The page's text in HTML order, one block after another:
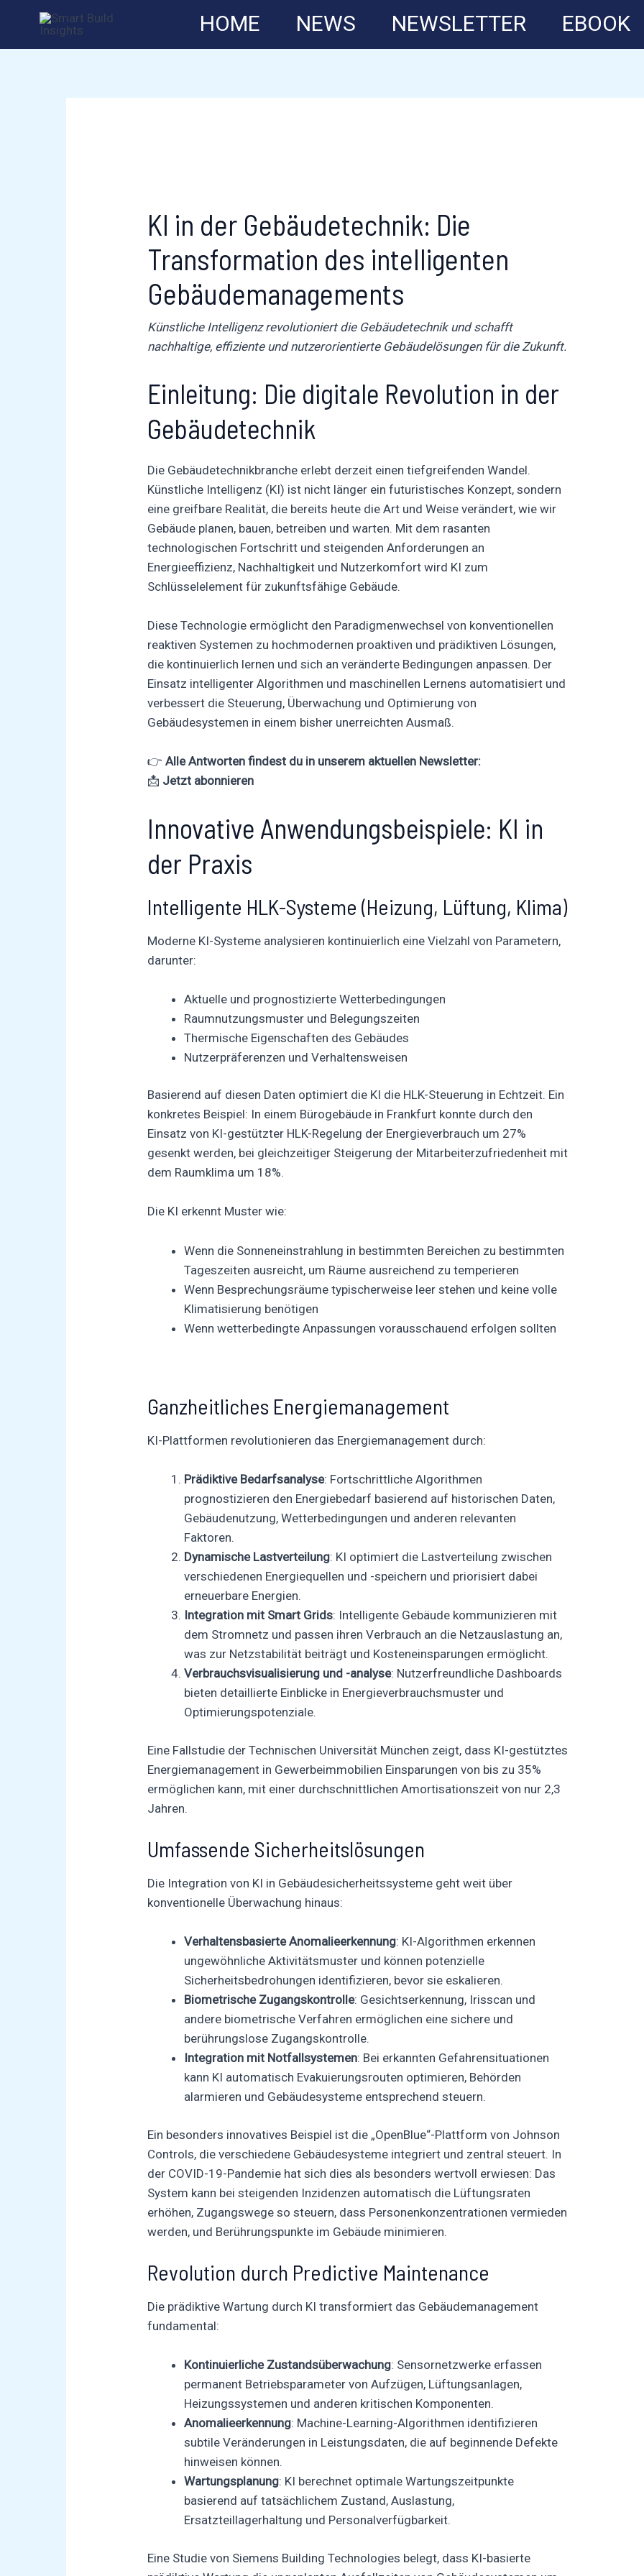
springen
HOME NEWS NEWSLETTER EBOOK
KI in der Gebäudetechnik: Die
Transformation des intelligenten
Gebäudemanagements
Künstliche Intelligenz revolutioniert die Gebäudetechnik und schafft
nachhaltige, effiziente und nutzerorientierte Gebäudelösungen für die Zukunft.
Einleitung: Die digitale Revolution in der
Gebäudetechnik
Die Gebäudetechnikbranche erlebt derzeit einen tiefgreifenden Wandel.
Künstliche Intelligenz (KI) ist nicht länger ein futuristisches Konzept, sondern
eine greifbare Realität, die bereits heute die Art und Weise verändert, wie wir
Gebäude planen, bauen, betreiben und warten. Mit dem rasanten
technologischen Fortschritt und steigenden Anforderungen an
Energieeffizienz, Nachhaltigkeit und Nutzerkomfort wird KI zum
Schlüsselelementfür zukunftsfähige Gebäude.
Diese Technologie ermöglicht den Paradigmenwechsel von konventionellen
reaktiven Systemen zu hochmodernen proaktiven und prädiktiven Lösungen,
die kontinuierlich lernen und sich an veränderte Bedingungen anpassen. Der
Einsatz intelligenter Algorithmen und maschinellen Lernens automatisiert und
verbessert die Steuerung, Überwachung und Optimierung von
Gebäudesystemen in einem bisher unerreichten Ausmaß.
👉Alle Antworten findest du in unserem aktuellen Newsletter:
📩 Jetzt abonnieren
Innovative Anwendungsbeispiele: KI in
der Praxis
Intelligente HLK-Systeme (Heizung, Lüftung, Klima)
Moderne KI-Systeme analysieren kontinuierlich eine Vielzahl von Parametern,
darunter:
Aktuelle und prognostizierte Wetterbedingungen
Raumnutzungsmuster und Belegungszeiten
Thermische Eigenschaften des Gebäudes
Nutzerpräferenzen und Verhaltensweisen
Basierend auf diesen Daten optimiert die KI die HLK-Steuerung in Echtzeit. Ein
konkretes Beispiel: In einem Bürogebäude in Frankfurt konnte durch den
Einsatz von KI-gestützter HLK-Regelung der Energieverbrauch um 27%
gesenkt werden, bei gleichzeitiger Steigerung der Mitarbeiterzufriedenheit mit
dem Raumklima um 18%.
Die KI erkennt Muster wie:
Wenn die Sonneneinstrahlung in bestimmten Bereichen zu bestimmten
Tageszeiten ausreicht, um Räume ausreichend zu temperieren
Wenn Besprechungsräume typischerweise leer stehen und keine volle
Klimatisierung benötigen
Wenn wetterbedingte Anpassungen vorausschauend erfolgen sollten
Ganzheitliches Energiemanagement
KI-Plattformen revolutionieren das Energiemanagement durch:
Prädiktive Bedarfsanalyse: Fortschrittliche Algorithmen
prognostizieren den Energiebedarf basierend auf historischen Daten,
Gebäudenutzung, Wetterbedingungen und anderen relevanten
Faktoren.
Dynamische Lastverteilung: KI optimiert die Lastverteilung zwischen
verschiedenen Energiequellen und -speichern und priorisiert dabei
erneuerbare Energien.
Integration mit Smart Grids: Intelligente Gebäude kommunizieren mit
dem Stromnetz und passen ihren Verbrauch an die Netzauslastung an,
was zur Netzstabilität beiträgt und Kosteneinsparungen ermöglicht.
Verbrauchsvisualisierung und -analyse: Nutzerfreundliche Dashboards
bieten detaillierte Einblicke in Energieverbrauchsmuster und
Optimierungspotenziale.
Eine Fallstudie der Technischen Universität München zeigt, dass KI-gestütztes
Energiemanagement in Gewerbeimmobilien Einsparungen von bis zu 35%
ermöglichen kann, mit einer durchschnittlichen Amortisationszeit von nur 2,3
Jahren.
Umfassende Sicherheitslösungen
Die Integration von KI in Gebäudesicherheitssysteme geht weit über
konventionelle Überwachung hinaus:
Verhaltensbasierte Anomalieerkennung: KI-Algorithmen erkennen
ungewöhnliche Aktivitätsmuster und können potenzielle
Sicherheitsbedrohungen identifizieren, bevor sie eskalieren.
Biometrische Zugangskontrolle: Gesichtserkennung, Irisscan und
andere biometrische Verfahren ermöglichen eine sichere und
berührungslose Zugangskontrolle.
Integration mit Notfallsystemen: Bei erkannten Gefahrensituationen
kann KI automatisch Evakuierungsrouten optimieren, Behörden
alarmieren und Gebäudesysteme entsprechend steuern.
Ein besonders innovatives Beispiel ist die „OpenBlue“-Plattform von Johnson
Controls, die verschiedene Gebäudesysteme integriert und zentral steuert. In
der COVID-19-Pandemie hat sich dies als besonders wertvoll erwiesen: Das
System kann bei steigenden Inzidenzen automatisch die Lüftungsraten
erhöhen, Zugangswege so steuern, dass Personenkonzentrationen vermieden
werden, und Berührungspunkte im Gebäude minimieren.
Revolution durch Predictive Maintenance
Die prädiktive Wartung durch KI transformiert das Gebäudemanagement
fundamental:
Kontinuierliche Zustandsüberwachung: Sensornetzwerke erfassen
permanent Betriebsparameter von Aufzügen, Lüftungsanlagen,
Heizungssystemen und anderen kritischen Komponenten.
Anomalieerkennung: Machine-Learning-Algorithmen identifizieren
subtile Veränderungen in Leistungsdaten, die auf beginnende Defekte
hinweisen können.
Wartungsplanung: KI berechnet optimale Wartungszeitpunkte
basierend auf tatsächlichem Zustand, Auslastung,
Ersatzteillagerhaltung und Personalverfügbarkeit.
Eine Studie von Siemens Building Technologies belegt, dass KI-basierte